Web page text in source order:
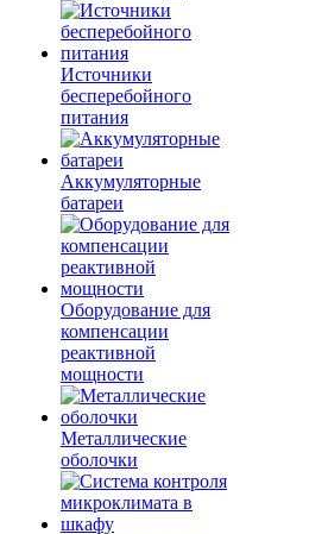
Источники
бесперебойного
питания
Аккумуляторные
батареи
Оборудование для
компенсации
реактивной
мощности
Металлические
оболочки